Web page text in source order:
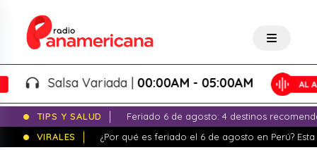
Salsa Variada |00:00AM - 05:00AM
TIPS Y SALUD
Feriado 6 de agosto: 4 destinos
VIRALES
¿Por qué es feriado el 6 de agosto en Perú?